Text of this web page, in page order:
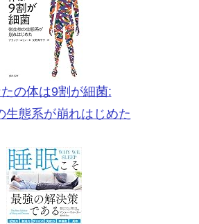
の体は9割が細菌:
生態系が崩れはじめた